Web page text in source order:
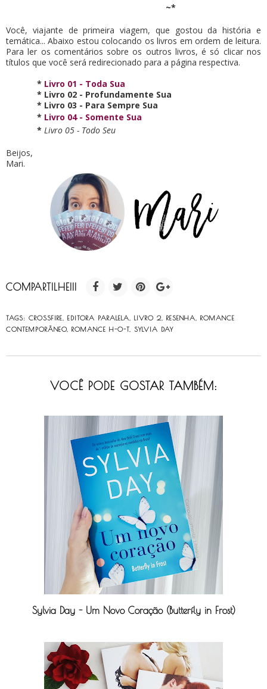
~*
Você, viajante de primeira viagem, que gostou da história e
temática... Abaixo estou colocando os livros em ordem de leitura.
Para ler os comentários sobre os outros livros, é só clicar nos
títulos que você será redirecionado para a página respectiva.
* Livro 01 - Toda Sua
* Livro 02 - Profundamente Sua
* Livro 03 - Para Sempre Sua
* Livro 04 - Somente Sua
* Livro 05 - Todo Seu
Beijos,
Mari.
COMPARTILHE!!!
TAGS: CROSSFIRE EDITORA PARALELA LIVRO 2 RESENHA
ROMANCE
CONTEMPORÂNEO
ROMANCE H-O-T SYLVIA DAY
VOCÊ PODE GOSTAR TAMBÉM:
Sylvia Day - Um Novo Coração (Butterfly in Frost)